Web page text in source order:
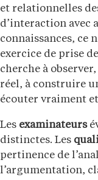
et relationnelles
d’interaction avec
connaissances, ce
exercice de prise
cherche à
réel, à construire
écouter vraiment et
Les examinateurs
distinctes. Les
pertinence de
l’argumentation,